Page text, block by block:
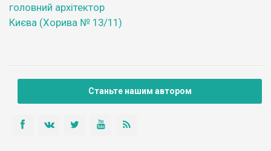
головний архітектор
Києва (Хорива № 13/11)
Станьте нашим автором